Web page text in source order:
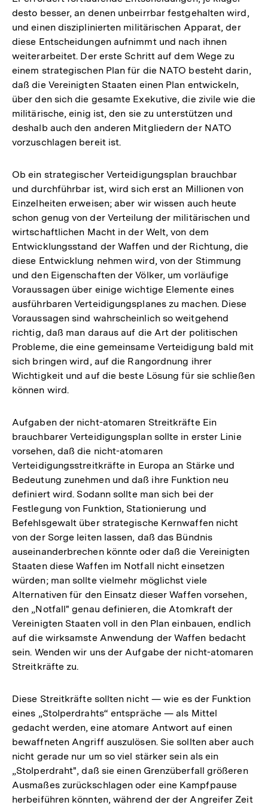
desto besser, an denen unbeirrbar festgehalten wird,
und einen disziplinierten militärischen Apparat, der
diese Entscheidungen aufnimmt und nach ihnen
weiterarbeitet. Der erste Schritt auf dem Wege zu
einem strategischen Plan für die NATO besteht darin,
daß die Vereinigten Staaten einen Plan entwickeln,
über den sich die gesamte Exekutive, die zivile wie die
militärische, einig ist, den sie zu unterstützen und
deshalb auch den anderen Mitgliedern der NATO
vorzuschlagen bereit ist.
Ob ein strategischer Verteidigungsplan brauchbar
und durchführbar ist, wird sich erst an Millionen von
Einzelheiten erweisen; aber wir wissen auch heute
schon genug von der Verteilung der militärischen und
wirtschaftlichen Macht in der Welt, von dem
Entwicklungsstand der Waffen und der Richtung, die
diese Entwicklung nehmen wird, von der Stimmung
und den Eigenschaften der Völker, um vorläufige
Voraussagen über einige wichtige Elemente eines
ausführbaren Verteidigungsplanes zu machen. Diese
Voraussagen sind wahrscheinlich so weitgehend
richtig, daß man daraus auf die Art der politischen
Probleme, die eine gemeinsame Verteidigung bald mit
sich bringen wird, auf die Rangordnung ihrer
Wichtigkeit und auf die beste Lösung für sie schließen
können wird.
Aufgaben der nicht-atomaren Streitkräfte Ein
brauchbarer Verteidigungsplan sollte in erster Linie
vorsehen, daß die nicht-atomaren
Verteidigungsstreitkräfte in Europa an Stärke und
Bedeutung zunehmen und daß ihre Funktion neu
definiert wird. Sodann sollte man sich bei der
Festlegung von Funktion, Stationierung und
Befehlsgewalt über strategische Kernwaffen nicht
von der Sorge leiten lassen, daß das Bündnis
auseinanderbrechen könnte oder daß die Vereinigten
Staaten diese Waffen im Notfall nicht einsetzen
würden; man sollte vielmehr möglichst viele
Alternativen für den Einsatz dieser Waffen vorsehen,
den „Notfall" genau definieren, die Atomkraft der
Vereinigten Staaten voll in den Plan einbauen, endlich
auf die wirksamste Anwendung der Waffen bedacht
sein. Wenden wir uns der Aufgabe der nicht-atomaren
Streitkräfte zu.
Diese Streitkräfte sollten nicht — wie es der Funktion
eines „Stolperdrahts“ entspräche — als Mittel
gedacht werden, eine atomare Antwort auf einen
bewaffneten Angriff auszulösen. Sie sollten aber auch
nicht gerade nur um so viel stärker sein als ein
„Stolperdraht", daß sie einen Grenzüberfall größeren
Ausmaßes zurückschlagen oder eine Kampfpause
herbeiführen könnten, während der der Angreifer Zeit